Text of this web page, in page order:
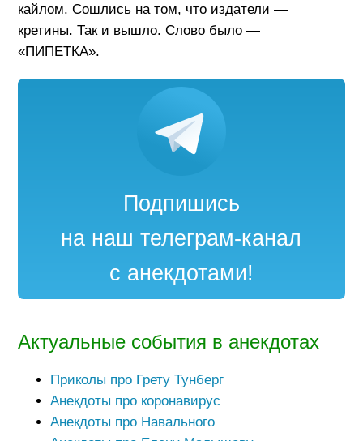
кайлом. Сошлись на том, что издатели —
кретины. Так и вышло. Слово было —
«ПИПЕТКА».
Подпишись
на наш телеграм-канал
с анекдотами!
Актуальные события в анекдотах
Приколы про Грету Тунберг
Анекдоты про коронавирус
Анекдоты про Навального